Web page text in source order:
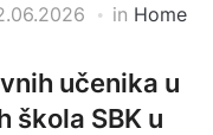
in Home
učenika u
škola SBK u